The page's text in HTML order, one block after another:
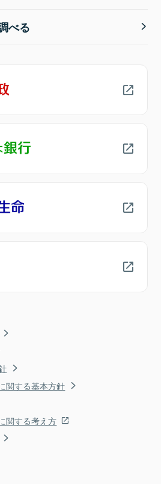
べる
関する基本方針
関する考え方